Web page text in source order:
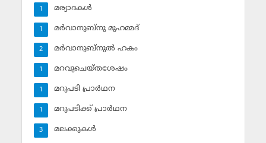
മര്യാദകള്‍
1
മര്‍വാനുബ്‌നു മുഹമ്മദ്
1
മര്‍വാനുബ്‌നുല്‍ ഹകം
2
മറവുചെയ്തശേഷം
1
മറുപടി പ്രാര്‍ഥന
1
മറുപടിക്ക് പ്രാര്‍ഥന
1
മലക്കുകള്‍
3